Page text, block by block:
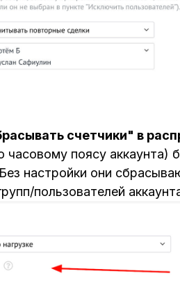
счетчики" в
поясу аккаунта)
настройки они
пользователей